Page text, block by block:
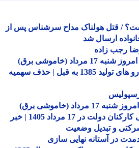
قتل هولناک مداح سرشناس پس از
ارسال شد
رجب زاده
برق)
محدودیت تردد برای خودرو های تولید 1385 به قبل | حذف سهمیه
برق)
آخرین وضعیت ساماندهی کارکنان دولت در 17 مرداد 1405 | خبر
و تبدیل وضعیت
در آستانه نهایی سازی